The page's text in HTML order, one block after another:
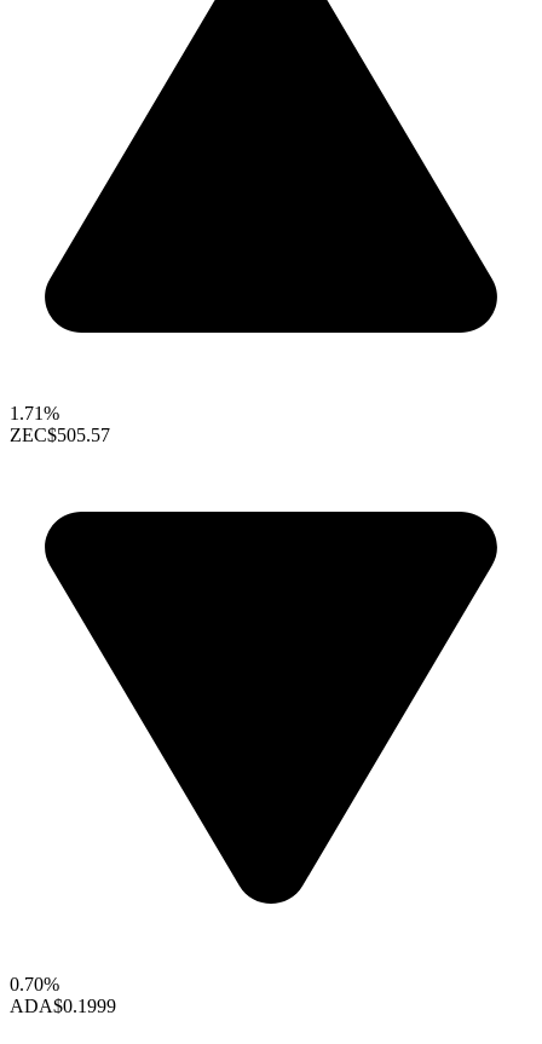
1.71%
ZEC$505.57
0.70%
ADA$0.1999